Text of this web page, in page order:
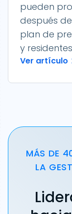
pueden
después
plan de
y
Ver artículo
MÁS DE
LA